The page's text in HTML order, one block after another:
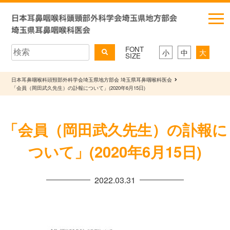
FONT
SIZE 小 中 大
日本耳鼻咽喉科頭頸部外科学会埼玉県地方部会 埼玉県耳鼻咽喉科医会
「会員（岡田武久先生）の訃報について」(2020年6月15日)
「会員（岡田武久先生）の訃報に
ついて」(2020年6月15日)
2022.03.31